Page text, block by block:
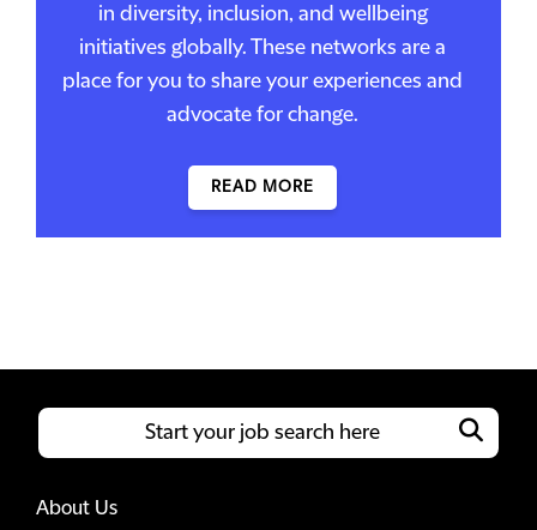
in diversity, inclusion, and wellbeing
initiatives globally. These networks are a
place for you to share your experiences and
advocate for change.
READ MORE
About Us